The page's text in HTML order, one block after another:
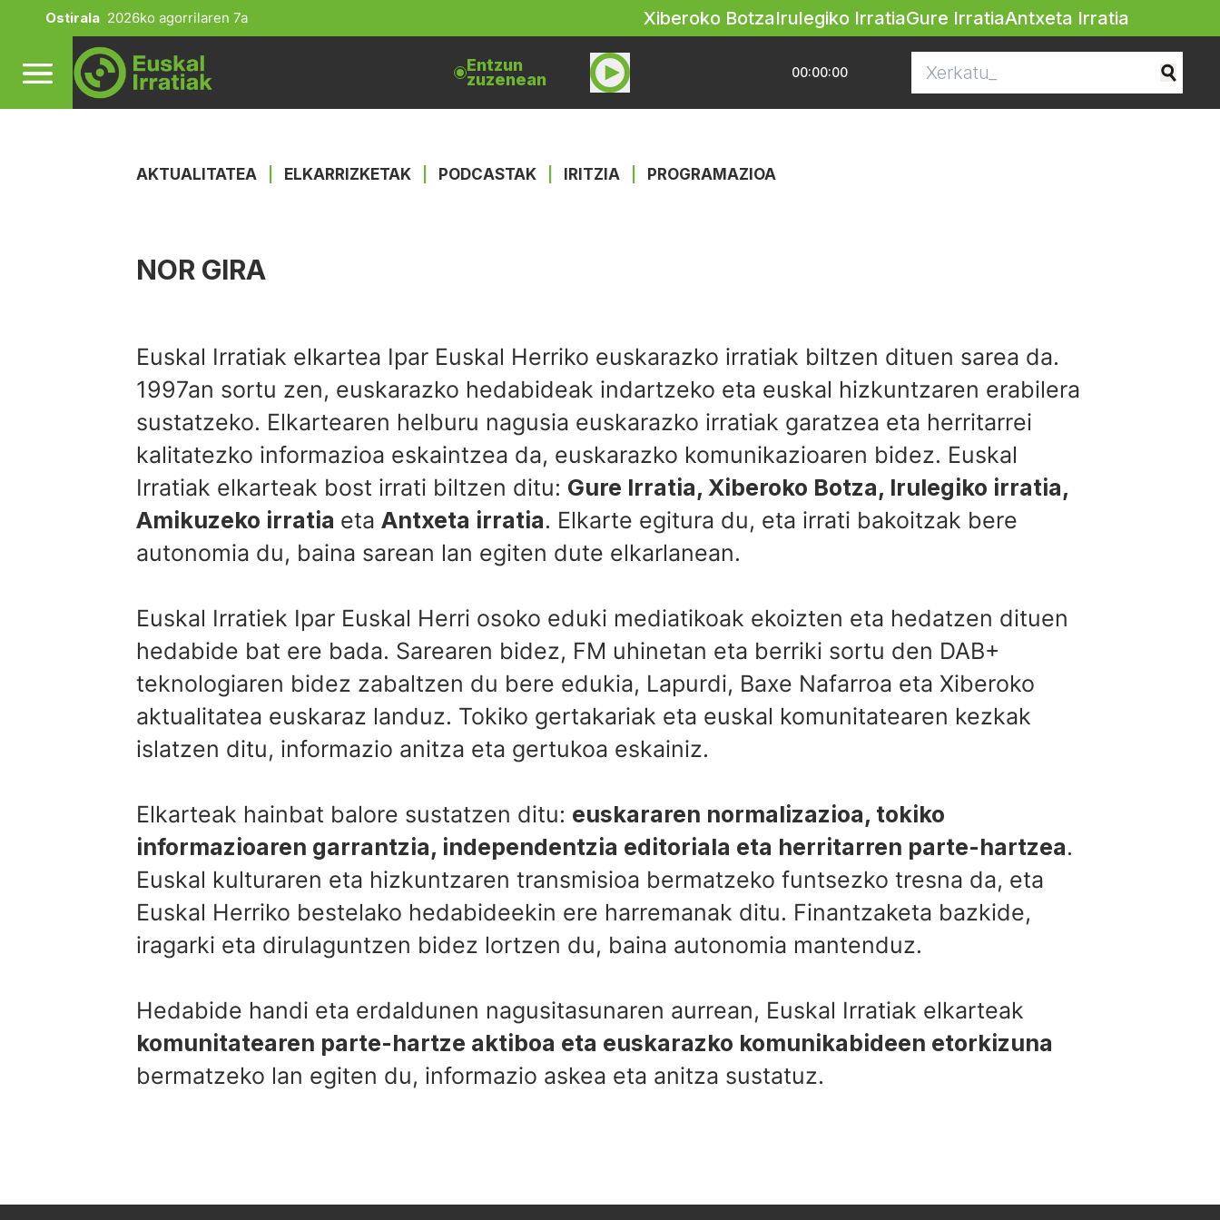
Ostirala 2026ko agorrilaren 7a Xiberoko BotzaIrulegiko IrratiaGure IrratiaAntxeta Irratia
Entzun
zuzenean 00:00:00
AKTUALITATEA ELKARRIZKETAK PODCASTAK IRITZIA PROGRAMAZIOA
NOR GIRA
Euskal Irratiak elkartea Ipar Euskal Herriko euskarazko irratiak biltzen dituen sarea da.
1997an sortu zen, euskarazko hedabideak indartzeko eta euskal hizkuntzaren erabilera
sustatzeko. Elkartearen helburu nagusia euskarazko irratiak garatzea eta herritarrei
kalitatezko informazioa eskaintzea da, euskarazko komunikazioaren bidez. Euskal
Irratiak elkarteak bost irrati biltzen ditu: Gure Irratia, Xiberoko Botza, Irulegiko irratia,
Amikuzeko irratia eta Antxeta irratia. Elkarte egitura du, eta irrati bakoitzak bere
autonomia du, baina sarean lan egiten dute elkarlanean.
Euskal Irratiek Ipar Euskal Herri osoko eduki mediatikoak ekoizten eta hedatzen dituen
hedabide bat ere bada. Sarearen bidez, FM uhinetan eta berriki sortu den DAB+
teknologiaren bidez zabaltzen du bere edukia, Lapurdi, Baxe Nafarroa eta Xiberoko
aktualitatea euskaraz landuz. Tokiko gertakariak eta euskal komunitatearen kezkak
islatzen ditu, informazio anitza eta gertukoa eskainiz.
Elkarteak hainbat balore sustatzen ditu: euskararen normalizazioa, tokiko
informazioaren garrantzia, independentzia editoriala eta herritarren parte-hartzea.
Euskal kulturaren eta hizkuntzaren transmisioa bermatzeko funtsezko tresna da, eta
Euskal Herriko bestelako hedabideekin ere harremanak ditu. Finantzaketa bazkide,
iragarki eta dirulaguntzen bidez lortzen du, baina autonomia mantenduz.
Hedabide handi eta erdaldunen nagusitasunaren aurrean, Euskal Irratiak elkarteak
komunitatearen parte-hartze aktiboa eta euskarazko komunikabideen etorkizuna
bermatzeko lan egiten du, informazio askea eta anitza sustatuz.